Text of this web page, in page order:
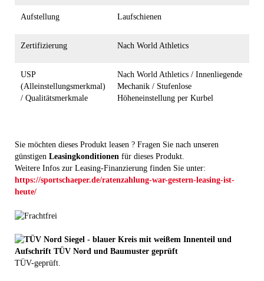
Aufstellung Laufschienen
Zertifizierung Nach World Athletics
USP
(Alleinstellungsmerkmal)
/ Qualitätsmerkmale
Nach World Athletics / Innenliegende
Mechanik / Stufenlose
Höheneinstellung per Kurbel
Sie möchten dieses Produkt leasen ? Fragen Sie nach unseren
günstigen Leasingkonditionen für dieses Produkt.
Weitere Infos zur Leasing-Finanzierung finden Sie unter:
https://sportschaeper.de/ratenzahlung-war-gestern-leasing-ist-
heute/
TÜV-geprüft.